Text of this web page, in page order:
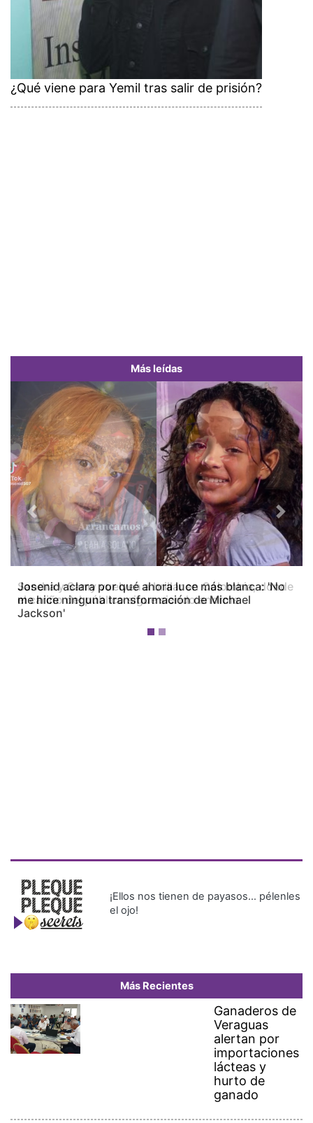
¿Qué viene para Yemil tras salir de prisión?
Más leídas
Josenid aclara por qué ahora luce más blanca: 'No
me hice ninguna transformación de Michael
Jackson'
Previous Next
¡Ellos nos tienen de payasos… pélenles
el ojo!
Más Recientes
Ganaderos de
Veraguas
alertan por
importaciones
lácteas y
hurto de
ganado